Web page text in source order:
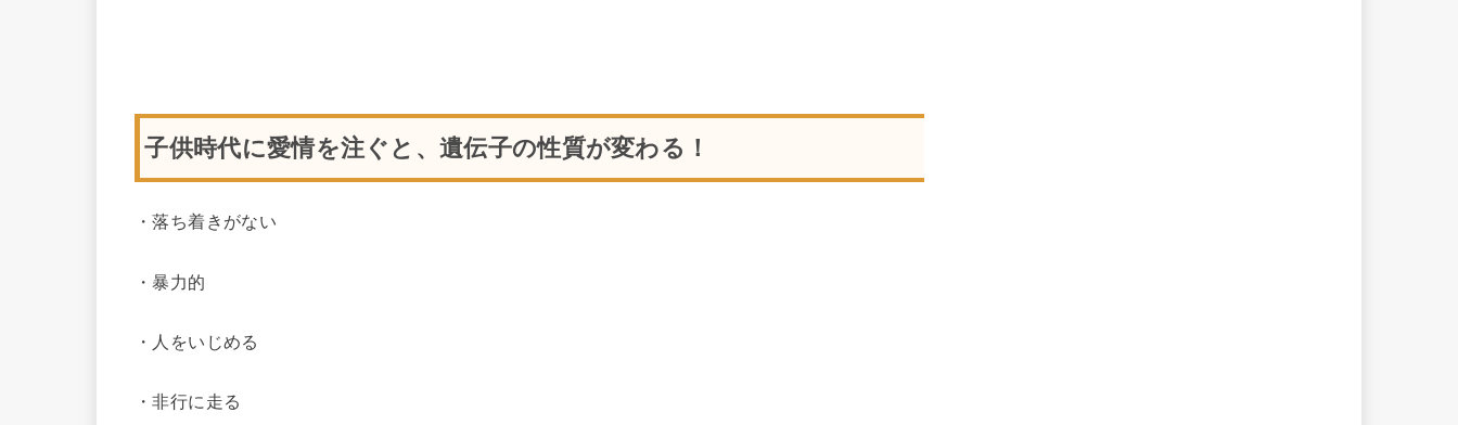
子供時代に愛情を注ぐと、遺伝子の性質が変わる！
・落ち着きがない
・暴力的
・人をいじめる
・非行に走る